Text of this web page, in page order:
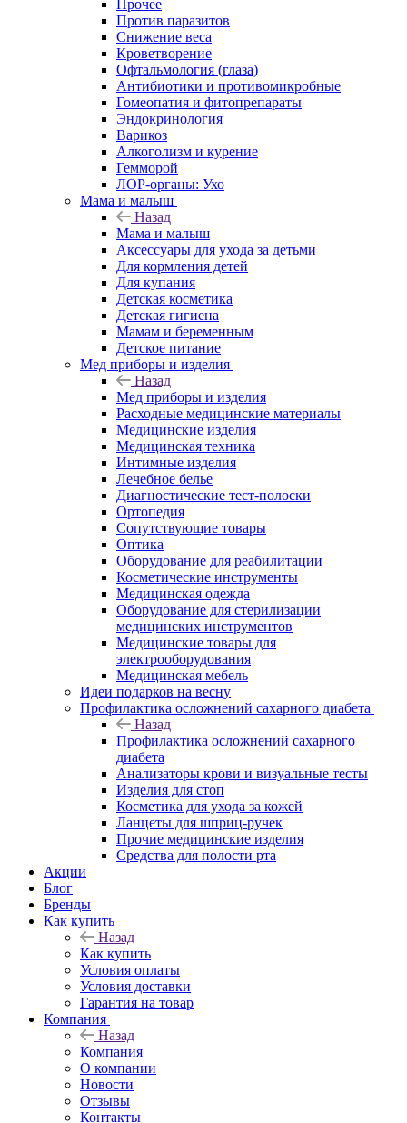
Прочее
Против паразитов
Снижение веса
Кроветворение
Офтальмология (глаза)
Антибиотики и противомикробные
Гомеопатия и фитопрепараты
Эндокринология
Варикоз
Алкоголизм и курение
Гемморой
ЛОР-органы: Ухо
Мама и малыш
Назад
Мама и малыш
Аксессуары для ухода за детьми
Для кормления детей
Для купания
Детская косметика
Детская гигиена
Мамам и беременным
Детское питание
Мед приборы и изделия
Назад
Мед приборы и изделия
Расходные медицинские материалы
Медицинские изделия
Медицинская техника
Интимные изделия
Лечебное белье
Диагностические тест-полоски
Ортопедия
Сопутствующие товары
Оптика
Оборудование для реабилитации
Косметические инструменты
Медицинская одежда
Оборудование для стерилизации
медицинских инструментов
Медицинские товары для
электрооборудования
Медицинская мебель
Идеи подарков на весну
Профилактика осложнений сахарного диабета
Назад
Профилактика осложнений сахарного
диабета
Анализаторы крови и визуальные тесты
Изделия для стоп
Косметика для ухода за кожей
Ланцеты для шприц-ручек
Прочие медицинские изделия
Средства для полости рта
Акции
Блог
Бренды
Как купить
Назад
Как купить
Условия оплаты
Условия доставки
Гарантия на товар
Компания
Назад
Компания
О компании
Новости
Отзывы
Контакты